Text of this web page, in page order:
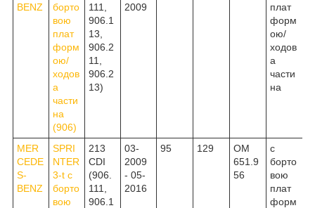
BENZ
борто
вою
плат
форм
ою/
ходов
а
части
на
(906)
111,
906.1
13,
906.2
11,
906.2
13)
2009
плат
форм
ою/
ходов
а
части
на
MER
CEDE
S-
BENZ
SPRI
NTER
3-t c
борто
вою
213
CDI
(906.
111,
906.1
03-
2009
- 05-
2016
95 129
OM
651.9
56
c
борто
вою
плат
форм